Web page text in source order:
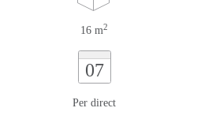
16 m2
07
Per direct